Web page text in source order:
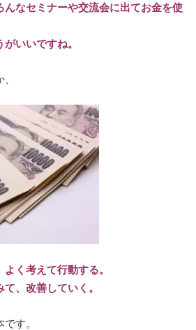
んなセミナーや交流会に出てお金を使
いいですね。
く考えて行動する。
、改善していく。
す。